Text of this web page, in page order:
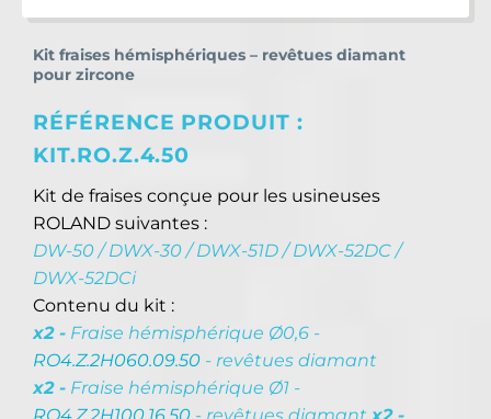
Kit fraises hémisphériques – revêtues diamant
pour zircone
RÉFÉRENCE PRODUIT :
KIT.RO.Z.4.50
Kit de fraises conçue pour les usineuses
ROLAND suivantes :
DW-50 / DWX-30 / DWX-51D / DWX-52DC /
DWX-52DCi
Contenu du kit :
x2 - Fraise hémisphérique Ø0,6 -
RO4.Z.2H060.09.50 - revêtues diamant
x2 - Fraise hémisphérique Ø1 -